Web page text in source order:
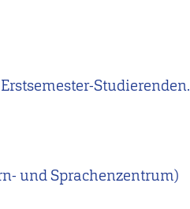
Studierenden.
und Sprachenzentrum)